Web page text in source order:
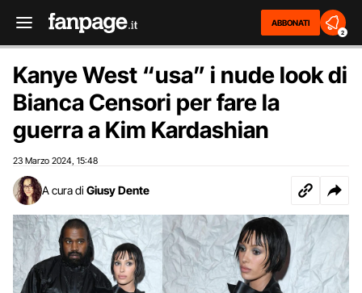
ABBONATI
2
Kanye West “usa” i nude look di
Bianca Censori per fare la
guerra a Kim Kardashian
23 Marzo 2024 15:48
A cura di Giusy Dente